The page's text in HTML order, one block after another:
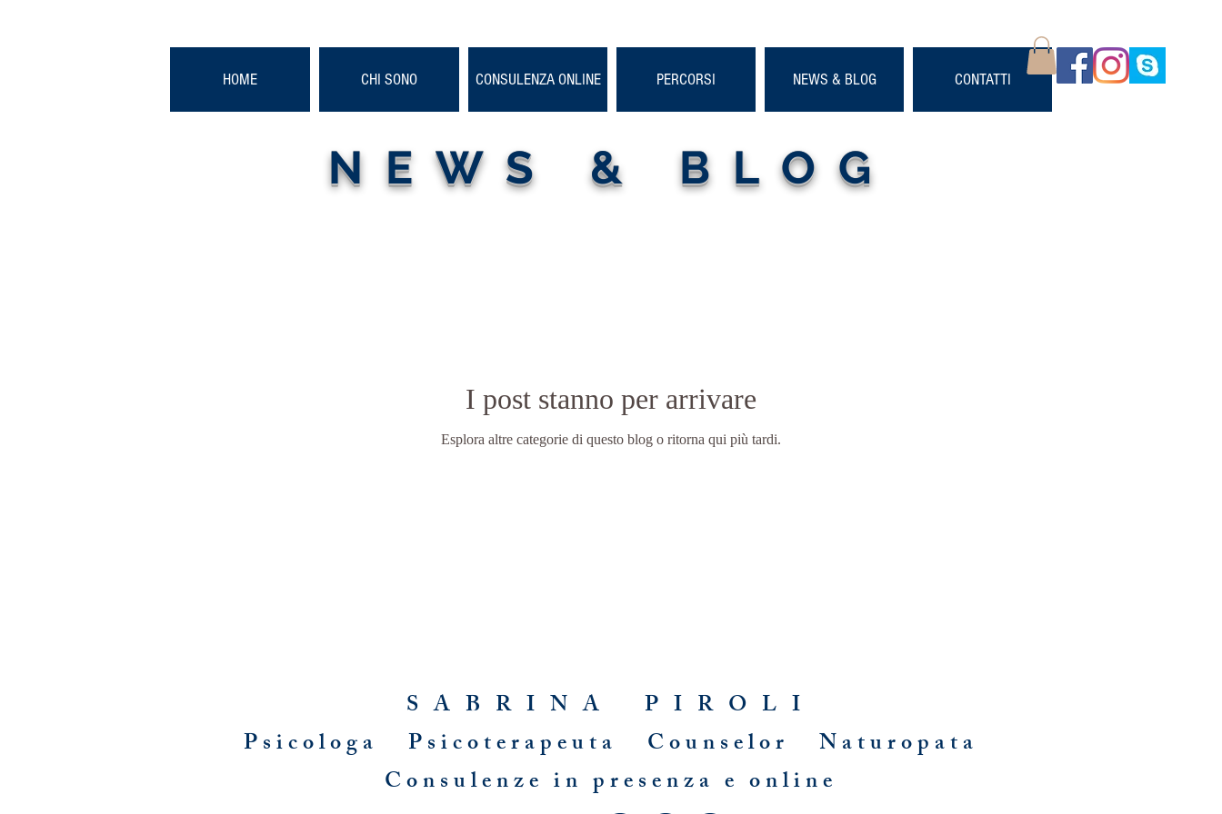
HOME CHI SONO CONSULENZA ONLINE PERCORSI NEWS & BLOG CONTATTI
NEWS & BLOG
I post stanno per arrivare
Esplora altre categorie di questo blog o ritorna qui più tardi.
S A B R I N A P I R O L I
Psicologa Psicoterapeuta Counselor Naturopata
Consulenze in presenza e online